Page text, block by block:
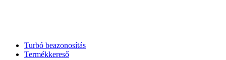
Turbó beazonosítás
Termékkereső